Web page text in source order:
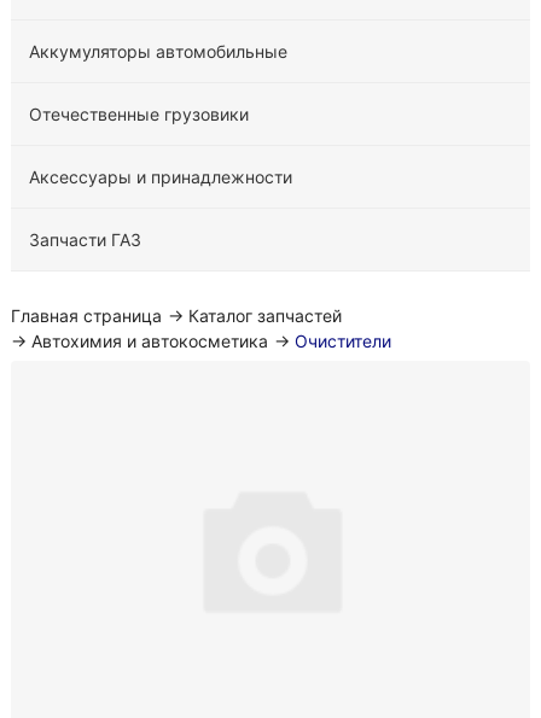
Аккумуляторы автомобильные
Отечественные грузовики
Аксессуары и принадлежности
Запчасти ГАЗ
Главная страница → Каталог запчастей
→ Автохимия и автокосметика → Очистители